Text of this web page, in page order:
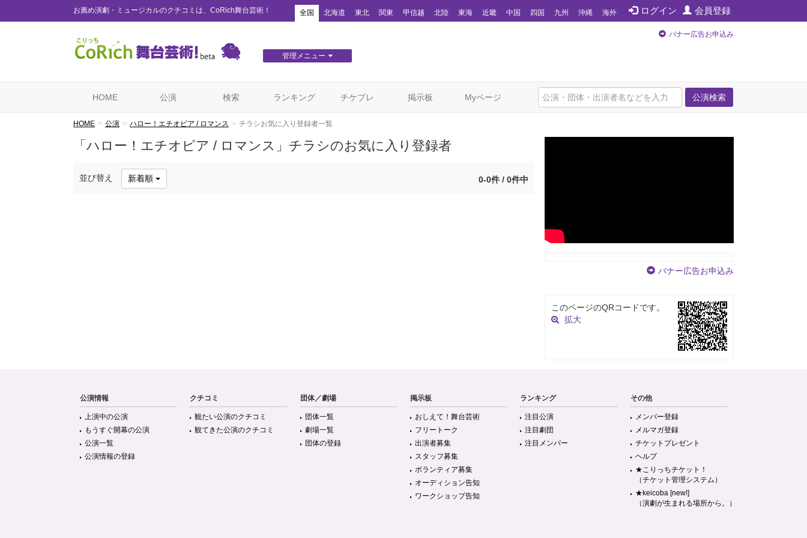
お薦め演劇・ミュージカルのクチコミは、CoRich舞台芸術！ ログイン 会員登録
全国 北海道 東北 関東 甲信越 北陸 東海 近畿 中国 四国 九州 沖縄 海外
管理メニュー
バナー広告お申込み
公演検索
HOME 公演 検索 ランキング チケプレ 掲示板 Myページ
HOME 公演 ハロー！エチオピア / ロマンス チラシお気に入り登録者一覧
「ハロー！エチオピア / ロマンス」チラシのお気に入り登録者
並び替え 新着順 0-0件 / 0件中
バナー広告お申込み
このページのQRコードです。
拡大
公演情報
上演中の公演
もうすぐ開幕の公演
公演一覧
公演情報の登録
クチコミ
観たい公演のクチコミ
観てきた公演のクチコミ
団体／劇場
団体一覧
劇場一覧
団体の登録
掲示板
おしえて！舞台芸術
フリートーク
出演者募集
スタッフ募集
ボランティア募集
オーディション告知
ワークショップ告知
ランキング
注目公演
注目劇団
注目メンバー
その他
メンバー登録
メルマガ登録
チケットプレゼント
ヘルプ
★こりっちチケット！
（チケット管理システム）
★keicoba [new!]
（演劇が生まれる場所から。）